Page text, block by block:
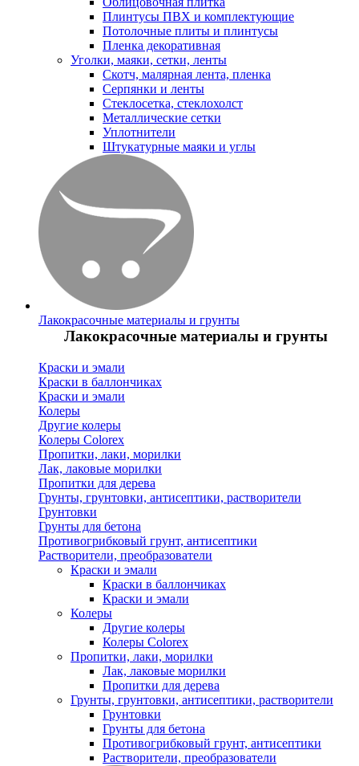
Плинтусы ПВХ и комплектующие
Потолочные плиты и плинтусы
Пленка декоративная
Уголки, маяки, сетки, ленты
Скотч, малярная лента, пленка
Серпянки и ленты
Стеклосетка, стеклохолст
Металлические сетки
Уплотнители
Штукатурные маяки и углы
Лакокрасочные материалы и грунты
Лакокрасочные материалы и грунты
Краски и эмали
Краски в баллончиках
Краски и эмали
Колеры
Другие колеры
Колеры Colorex
Пропитки, лаки, морилки
Лак, лаковые морилки
Пропитки для дерева
Грунты, грунтовки, антисептики, растворители
Грунтовки
Грунты для бетона
Противогрибковый грунт, антисептики
Растворители, преобразователи
Краски и эмали
Краски в баллончиках
Краски и эмали
Колеры
Другие колеры
Колеры Colorex
Пропитки, лаки, морилки
Лак, лаковые морилки
Пропитки для дерева
Грунты, грунтовки, антисептики, растворители
Грунтовки
Грунты для бетона
Противогрибковый грунт, антисептики
Растворители, преобразователи